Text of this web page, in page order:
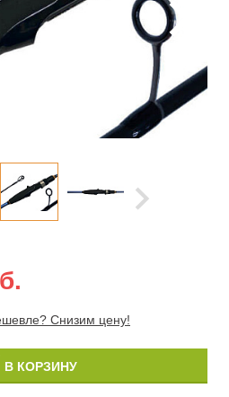
Снизим цену!
В КОРЗИНУ